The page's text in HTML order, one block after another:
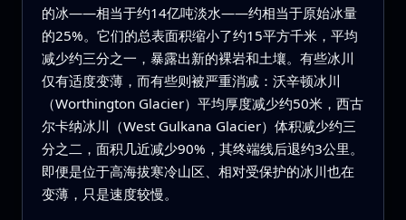
的冰——相当于约14亿吨淡水——约相当于原始冰量
的25%。它们的总表面积缩小了约15平方千米，平均
减少约三分之一，暴露出新的裸岩和土壤。有些冰川
仅有适度变薄，而有些则被严重消减：沃辛顿冰川
（Worthington Glacier）平均厚度减少约50米，西古
尔卡纳冰川（West Gulkana Glacier）体积减少约三
分之二，面积几近减少90%，其终端线后退约3公里。
即便是位于高海拔寒冷山区、相对受保护的冰川也在
变薄，只是速度较慢。